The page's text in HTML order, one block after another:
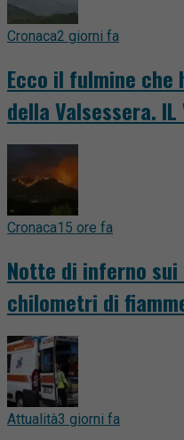
Cronaca2 giorni fa
Ecco il fulmine
della Valsessera. IL
Cronaca15 ore fa
Notte di inferno
chilometri di
Attualità3 giorni fa